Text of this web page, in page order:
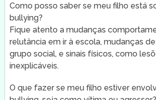
Como posso saber se meu filho está
bullying?
Fique atento a mudanças
relutância em ir à escola, mudanças
grupo social, e sinais físicos, como
inexplicáveis.
O que fazer se meu filho estiver